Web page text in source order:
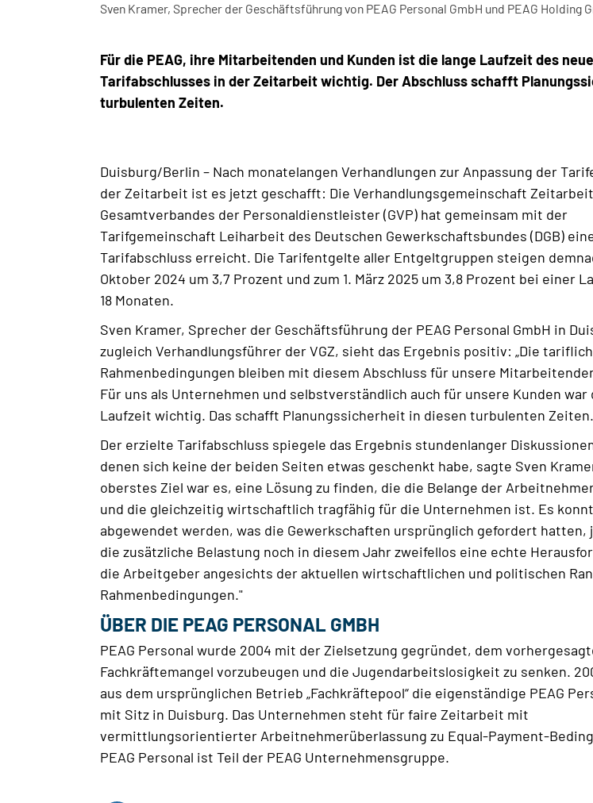
Sven Kramer, Sprecher der Geschäftsführung von PEAG Personal GmbH und PEAG Holding
Für die PEAG, ihre Mitarbeitenden und Kunden ist die lange Laufzeit des
Tarifabschlusses in der Zeitarbeit wichtig. Der Abschluss schafft
turbulenten Zeiten.
Duisburg/Berlin – Nach monatelangen Verhandlungen zur Anpassung der
der Zeitarbeit ist es jetzt geschafft: Die Verhandlungsgemeinschaft Zeitarbeit
Gesamtverbandes der Personaldienstleister (GVP) hat gemeinsam mit der
Tarifgemeinschaft Leiharbeit des Deutschen Gewerkschaftsbundes (DGB)
Tarifabschluss erreicht. Die Tarifentgelte aller Entgeltgruppen steigen
Oktober 2024 um 3,7 Prozent und zum 1. März 2025 um 3,8 Prozent bei einer
18 Monaten.
Sven Kramer, Sprecher der Geschäftsführung der PEAG Personal GmbH in
zugleich Verhandlungsführer der VGZ, sieht das Ergebnis positiv: „Die
Rahmenbedingungen bleiben mit diesem Abschluss für unsere
Für uns als Unternehmen und selbstverständlich auch für unsere Kunden war
Laufzeit wichtig. Das schafft Planungssicherheit in diesen turbulenten
Der erzielte Tarifabschluss spiegele das Ergebnis stundenlanger
denen sich keine der beiden Seiten etwas geschenkt habe, sagte Sven
oberstes Ziel war es, eine Lösung zu finden, die die Belange der
und die gleichzeitig wirtschaftlich tragfähig für die Unternehmen ist. Es
abgewendet werden, was die Gewerkschaften ursprünglich gefordert hatten,
die zusätzliche Belastung noch in diesem Jahr zweifellos eine echte
die Arbeitgeber angesichts der aktuellen wirtschaftlichen und politischen
Rahmenbedingungen."
ÜBER DIE PEAG PERSONAL GMBH
PEAG Personal wurde 2004 mit der Zielsetzung gegründet, dem
Fachkräftemangel vorzubeugen und die Jugendarbeitslosigkeit zu senken.
aus dem ursprünglichen Betrieb „Fachkräftepool“ die eigenständige PEAG
mit Sitz in Duisburg. Das Unternehmen steht für faire Zeitarbeit mit
vermittlungsorientierter Arbeitnehmerüberlassung zu Equal-Payment-
PEAG Personal ist Teil der PEAG Unternehmensgruppe.